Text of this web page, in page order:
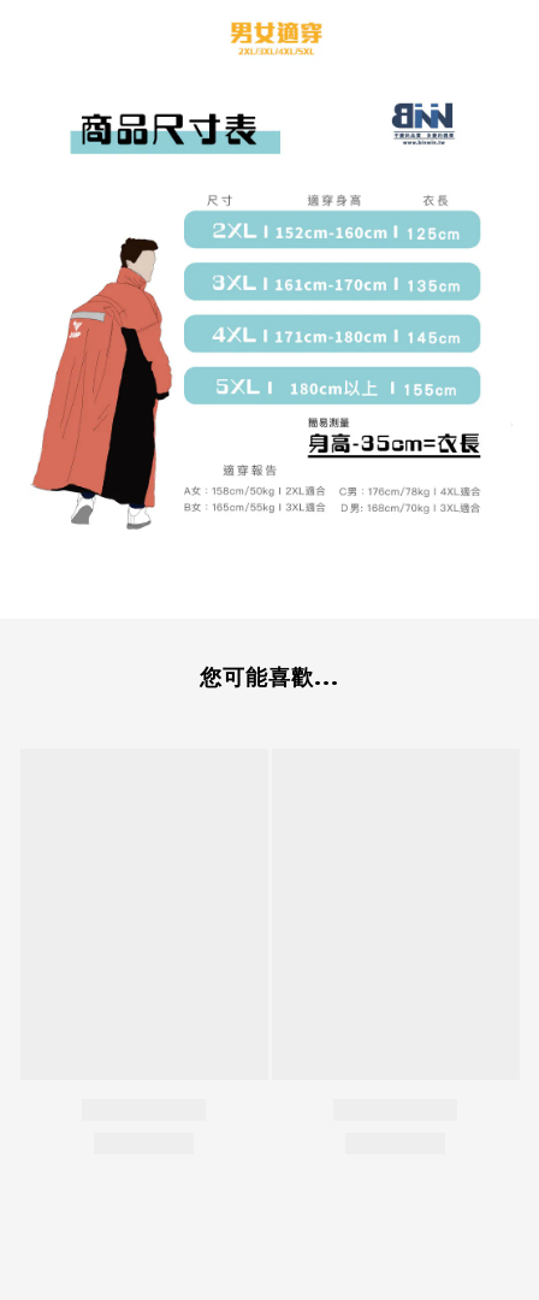
您可能喜歡...